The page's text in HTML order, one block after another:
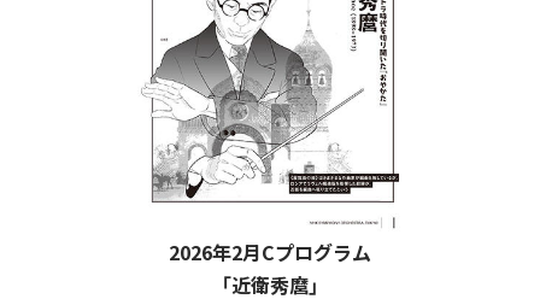
2026年2月Cプログラム
「近衛秀麿」